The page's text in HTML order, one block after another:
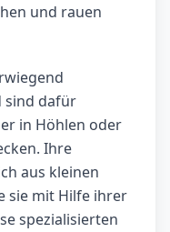
und rauen
sind dafür
in Höhlen oder
Ihre
aus kleinen
sie mit Hilfe ihrer
spezialisierten